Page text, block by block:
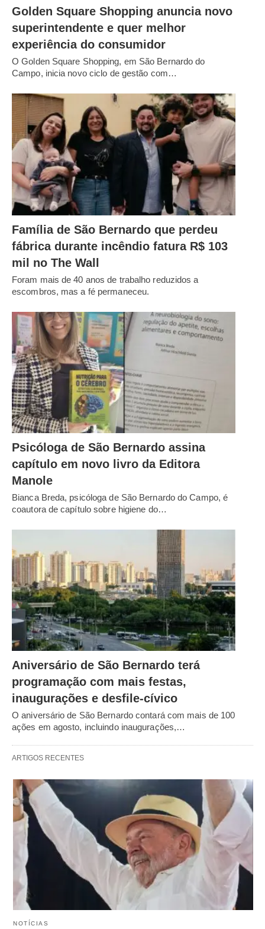
Golden Square Shopping anuncia novo
superintendente e quer melhor
experiência do consumidor
O Golden Square Shopping, em São Bernardo do
Campo, inicia novo ciclo de gestão com…
Família de São Bernardo que perdeu
fábrica durante incêndio fatura R$ 103
mil no The Wall
Foram mais de 40 anos de trabalho reduzidos a
escombros, mas a fé permaneceu.
Psicóloga de São Bernardo assina
capítulo em novo livro da Editora
Manole
Bianca Breda, psicóloga de São Bernardo do Campo, é
coautora de capítulo sobre higiene do…
Aniversário de São Bernardo terá
programação com mais festas,
inaugurações e desfile-cívico
O aniversário de São Bernardo contará com mais de 100
ações em agosto, incluindo inaugurações,…
ARTIGOS RECENTES
NOTÍCIAS